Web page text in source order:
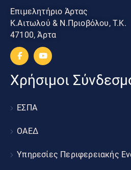
Επιμελητήριο Άρτας
Κ.Αιτωλού & Ν.Πριοβόλου, Τ.Κ.
47100, Άρτα
Χρήσιμοι
ΕΣΠΑ
ΟΑΕΔ
Υπηρεσίες Περιφερειακής